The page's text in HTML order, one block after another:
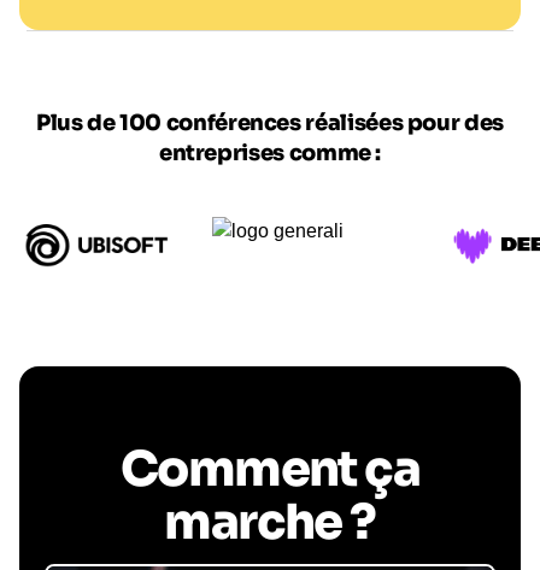
Plus de 100 conférences réalisées pour des
entreprises comme :
Comment ça
marche ?